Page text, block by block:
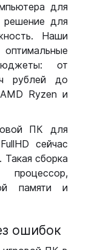
для
для
Наши
от
рублей до
Ryzen и
ПК для
сейчас
Такая сборка
памяти и
ошибок